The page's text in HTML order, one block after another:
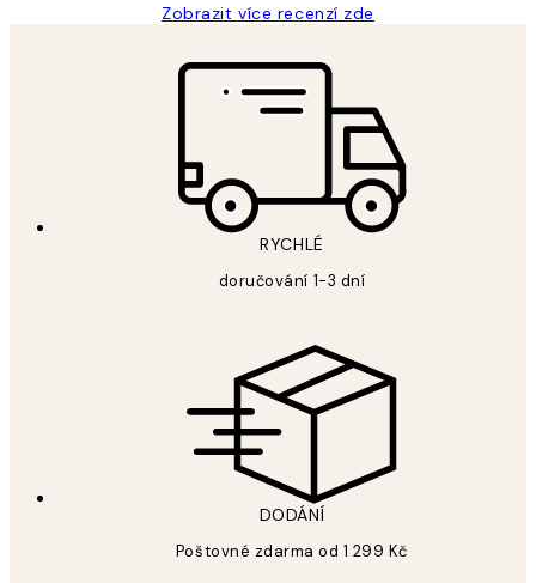
Zobrazit více recenzí zde
RYCHLÉ
doručování 1-3 dní
DODÁNÍ
Poštovné zdarma od 1 299 Kč